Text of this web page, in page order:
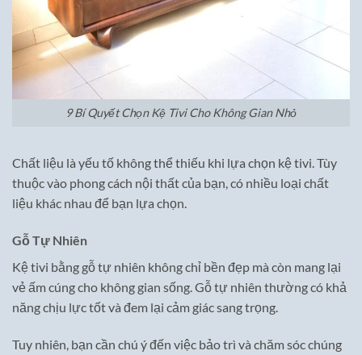
9 Bí Quyết Chọn Kệ Tivi Cho Không Gian Nhỏ
Chất liệu là yếu tố không thể thiếu khi lựa chọn kệ tivi. Tùy
thuộc vào phong cách nội thất của bạn, có nhiều loại chất
liệu khác nhau để bạn lựa chọn.
Gỗ Tự Nhiên
Kệ tivi bằng gỗ tự nhiên không chỉ bền đẹp mà còn mang lại
vẻ ấm cúng cho không gian sống. Gỗ tự nhiên thường có khả
năng chịu lực tốt và đem lại cảm giác sang trọng.
Tuy nhiên, bạn cần chú ý đến việc bảo trì và chăm sóc chúng